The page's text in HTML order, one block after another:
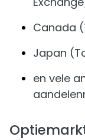
Canada
Japan
en vele